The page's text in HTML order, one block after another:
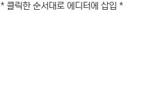
* 클릭한 순서대로 에디터에 삽입 *